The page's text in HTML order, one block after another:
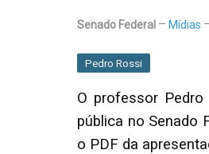
Senado Federal Mídias
Pedro Rossi
O professor
pública no Senado
o PDF da